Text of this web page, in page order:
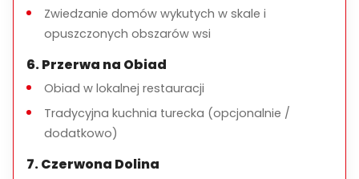
Lunch i napoje
Wydatki osobiste
Dla kogo jest ta wycieczka?
lokalnej kultury
Zwiedzanie domów wykutych w skale i
opuszczonych obszarów wsi
6. Przerwa na Obiad
Obiad w lokalnej restauracji
Tradycyjna kuchnia turecka (opcjonalnie /
dodatkowo)
7. Czerwona Dolina